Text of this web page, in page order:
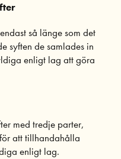
så länge som det
syften de samlades in
enligt lag att göra
med tredje parter,
att tillhandahålla
enligt lag.